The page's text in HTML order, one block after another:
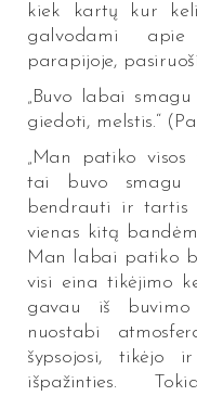
kiek kartų kur
galvodami
parapijoje,
„Buvo labai
giedoti, melstis.“
„Man patiko visos
tai buvo smagu
bendrauti ir tartis
vienas kitą
Man labai patiko
visi eina tikėjimo
gavau iš buvimo
nuostabi
šypsojosi, tikėjo
išpažinties.